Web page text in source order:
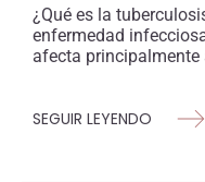
¿Qué es la
enfermedad
afecta principalmente
SEGUIR LEYENDO